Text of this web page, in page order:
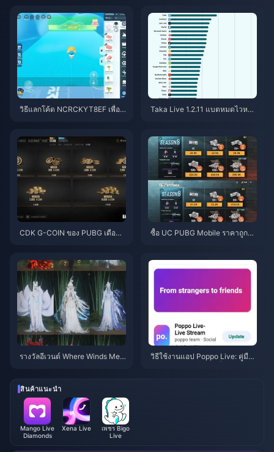
วิธีแลกโค้ด NCRCKYT8EF เพื่อรั
Taka Live 1.2.11 แบตหมดไวหลัง
CDK G-COIN ของ PUBG เดือนมิ
ซื้อ UC PUBG Mobile ราคาถูกสำ
กเกจที่คุ้มที่สุด และวิธีเติมเงินที่ปล
อดภัย
รางวัลอีเวนต์ Where Winds Mee
ะลำดับความสำคัญ
วิธีใช้งานแอป Poppo Live: คู่มือ
สินค้าแนะนำ
Mango Live
Diamonds
Xena Live
เพชร Bigo
Live